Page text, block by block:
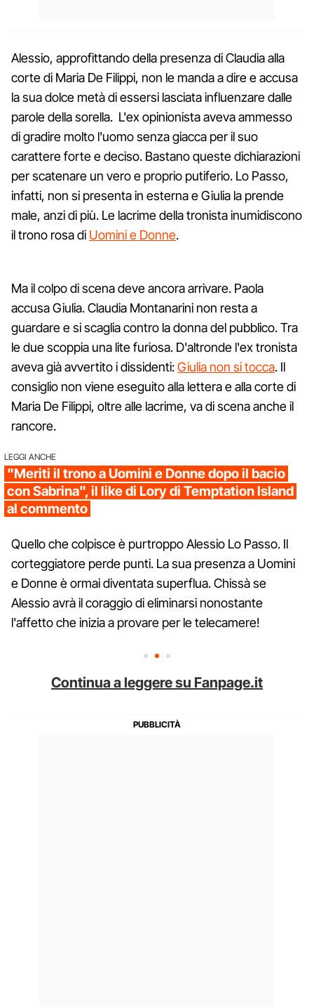
Alessio, approfittando della presenza di Claudia alla
corte di Maria De Filippi, non le manda a dire e accusa
la sua dolce metà di essersi lasciata influenzare dalle
parole della sorella. L'ex opinionista aveva ammesso
di gradire molto l'uomo senza giacca per il suo
carattere forte e deciso. Bastano queste dichiarazioni
per scatenare un vero e proprio putiferio. Lo Passo,
infatti, non si presenta in esterna e Giulia la prende
male, anzi di più. Le lacrime della tronista inumidiscono
il trono rosa di Uomini e Donne.
Ma il colpo di scena deve ancora arrivare. Paola
accusa Giulia. Claudia Montanarini non resta a
guardare e si scaglia contro la donna del pubblico. Tra
le due scoppia una lite furiosa. D'altronde l'ex tronista
aveva già avvertito i dissidenti:Giulia non si tocca. Il
consiglio non viene eseguito alla lettera e alla corte di
Maria De Filippi, oltre alle lacrime, va di scena anche il
rancore.
LEGGI ANCHE
"Meriti il trono a Uomini e Donne dopo il bacio
con Sabrina", il like di Lory di Temptation Island
al commento
Quello che colpisce è purtroppo Alessio Lo Passo. Il
corteggiatore perde punti. La sua presenza a Uomini
e Donne è ormai diventata superflua. Chissà se
Alessio avrà il coraggio di eliminarsi nonostante
l'affetto che inizia a provare per le telecamere!
Continua a leggere su Fanpage.it